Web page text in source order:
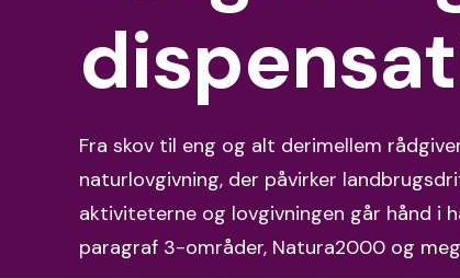
Fra skov til eng og alt derimellem
naturlovgivning, der påvirker
aktiviteterne og lovgivningen går hånd i
paragraf 3-områder, Natura2000 og